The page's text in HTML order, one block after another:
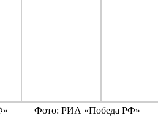
Фото: РИА «Победа РФ»